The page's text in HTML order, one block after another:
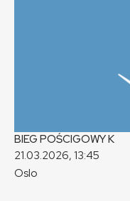
BIEG POŚCIGOWYK
21.03.2026, 13:45
Oslo